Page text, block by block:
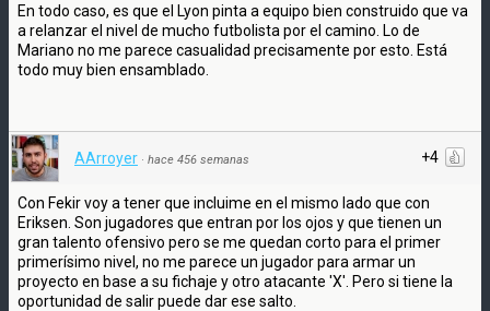
En todo caso, es que el Lyon pinta a equipo bien construido que va
a relanzar el nivel de mucho futbolista por el camino. Lo de
Mariano no me parece casualidad precisamente por esto. Está
todo muy bien ensamblado.
+4
AArroyer · hace 456 semanas
Con Fekir voy a tener que incluime en el mismo lado que con
Eriksen. Son jugadores que entran por los ojos y que tienen un
gran talento ofensivo pero se me quedan corto para el primer
primerísimo nivel, no me parece un jugador para armar un
proyecto en base a su fichaje y otro atacante 'X'. Pero si tiene la
oportunidad de salir puede dar ese salto.